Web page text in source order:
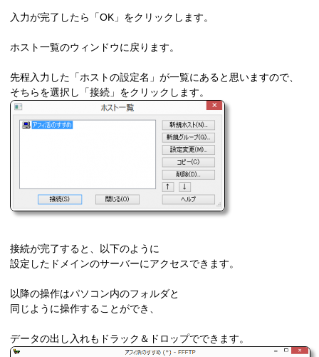
入力が完了したら「OK」をクリックします。
ホスト一覧のウィンドウに戻ります。
先程入力した「ホストの設定名」が一覧にあると思いますので、
そちらを選択し「接続」をクリックします。
接続が完了すると、以下のように
設定したドメインのサーバーにアクセスできます。
以降の操作はパソコン内のフォルダと
同じように操作することができ、
データの出し入れもドラック＆ドロップでできます。